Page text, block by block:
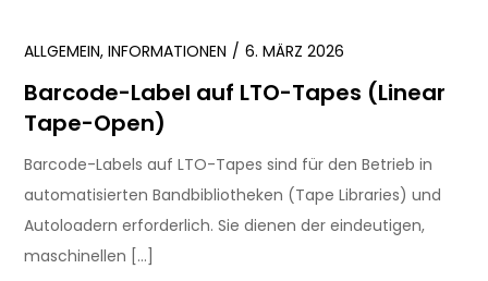
ALLGEMEIN,INFORMATIONEN 6. MÄRZ 2026
Barcode-Label auf LTO-Tapes (Linear
Tape-Open)
Barcode-Labels auf LTO-Tapes sind für den Betrieb in
automatisierten Bandbibliotheken (Tape Libraries) und
Autoloadern erforderlich. Sie dienen der eindeutigen,
maschinellen […]